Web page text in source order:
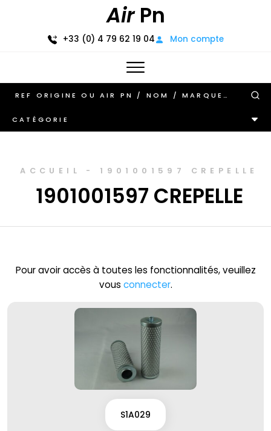
AirPn
+33 (0) 4 79 62 19 04 Mon compte
CATÉGORIE
ACCUEIL - 1901001597 CREPELLE
1901001597 CREPELLE
Pour avoir accès à toutes les fonctionnalités, veuillez
vous connecter.
S1A029